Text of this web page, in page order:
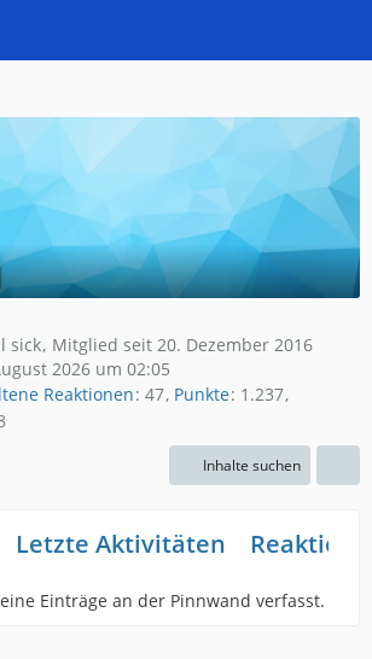
sick Mitglied seit 20. Dezember 2016
2026 um 02:05
Reaktionen 47 Punkte 1.237
Inhalte suchen
Letzte Aktivitäten
Einträge an der Pinnwand verfasst.